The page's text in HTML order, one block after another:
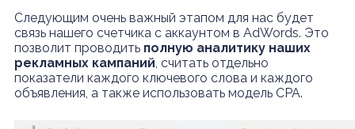
Следующим очень важный этапом для нас будет
связь нашего счетчика с аккаунтом в AdWords. Это
позволит проводить полную аналитику наших
рекламных кампаний, считать отдельно
показатели каждого ключевого слова и каждого
объявления, а также использовать модель CPA.